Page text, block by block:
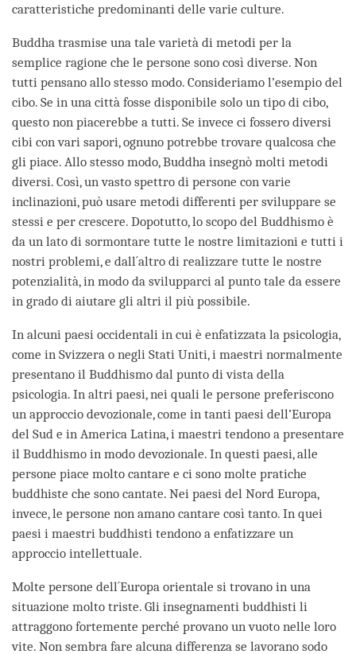
caratteristiche predominanti delle varie culture.
Buddha trasmise una tale varietà di metodi per la
semplice ragione che le persone sono così diverse. Non
tutti pensano allo stesso modo. Consideriamo l’esempio del
cibo. Se in una città fosse disponibile solo un tipo di cibo,
questo non piacerebbe a tutti. Se invece ci fossero diversi
cibi con vari sapori, ognuno potrebbe trovare qualcosa che
gli piace. Allo stesso modo, Buddha insegnò molti metodi
diversi. Così, un vasto spettro di persone con varie
inclinazioni, può usare metodi differenti per sviluppare se
stessi e per crescere. Dopotutto, lo scopo del Buddhismo è
da un lato di sormontare tutte le nostre limitazioni e tutti i
nostri problemi, e dall´altro di realizzare tutte le nostre
potenzialità, in modo da svilupparci al punto tale da essere
in grado di aiutare gli altri il più possibile.
In alcuni paesi occidentali in cui è enfatizzata la psicologia,
come in Svizzera o negli Stati Uniti, i maestri normalmente
presentano il Buddhismo dal punto di vista della
psicologia. In altri paesi, nei quali le persone preferiscono
un approccio devozionale, come in tanti paesi dell’Europa
del Sud e in America Latina, i maestri tendono a presentare
il Buddhismo in modo devozionale. In questi paesi, alle
persone piace molto cantare e ci sono molte pratiche
buddhiste che sono cantate. Nei paesi del Nord Europa,
invece, le persone non amano cantare così tanto. In quei
paesi i maestri buddhisti tendono a enfatizzare un
approccio intellettuale.
Molte persone dell´Europa orientale si trovano in una
situazione molto triste. Gli insegnamenti buddhisti li
attraggono fortemente perché provano un vuoto nelle loro
vite. Non sembra fare alcuna differenza se lavorano sodo